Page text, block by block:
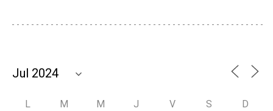
L M M J V S D